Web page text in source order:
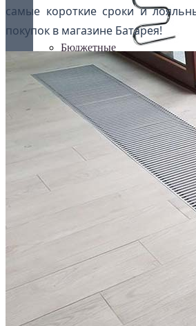
Бюджетные
В виде полки
ВОДЯНЫЕ
Все для полотенчиков
самые короткие сроки и
покупок в магазине Батарея!